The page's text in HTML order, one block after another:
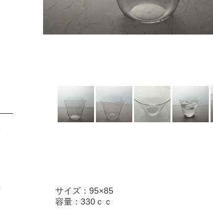
サイズ：95×85
容量：330ｃｃ